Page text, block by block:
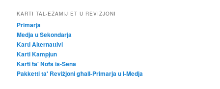
KARTI TAL-EŻAMIJIET U REVIŻJONI
Primarja
Medja u Sekondarja
Karti Alternattivi
Karti Kampjun
Karti ta' Nofs is-Sena
Pakketti ta' Reviżjoni għall-Primarja u l-Medja